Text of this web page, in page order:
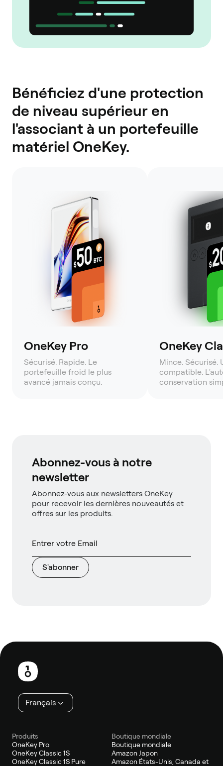
Bénéficiez d'une protection
de niveau supérieur en
l'associant à un portefeuille
matériel OneKey.
OneKey Pro
Sécurisé. Rapide. Le
portefeuille froid le plus
avancé jamais conçu.
OneKey
Mince. Sécurisé.
compatible.
conservation
Abonnez-vous à notre
newsletter
Abonnez-vous aux newsletters OneKey
pour recevoir les dernières nouveautés et
offres sur les produits.
S'abonner
Pied
page
Français
Produits
OneKey Pro
OneKey Classic 1S
OneKey Classic 1S Pure
Boutique mondiale
Boutique mondiale
Amazon Japon
Amazon États-Unis, Canada et